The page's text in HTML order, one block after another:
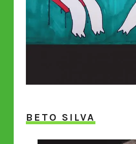
BETO SILVA